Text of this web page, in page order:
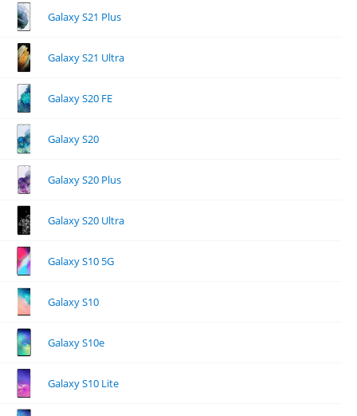
Galaxy S21 Plus
Galaxy S21 Ultra
Galaxy S20 FE
Galaxy S20
Galaxy S20 Plus
Galaxy S20 Ultra
Galaxy S10 5G
Galaxy S10
Galaxy S10e
Galaxy S10 Lite